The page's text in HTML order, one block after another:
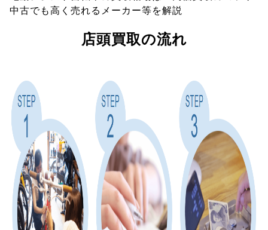
中古でも高く売れるメーカー等を解説
店頭買取の流れ